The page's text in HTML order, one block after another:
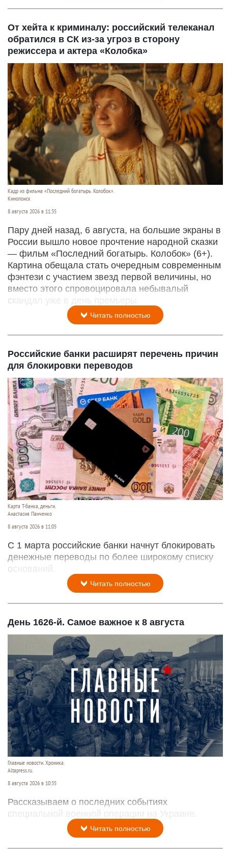
От хейта к криминалу: российский телеканал
обратился в СК из-за угроз в сторону
режиссера и актера «Колобка»
Кадр из фильма «Последний богатырь. Колобок».
Кинопоиск
8 августа 2026 в 11:35
Пару дней назад, 6 августа, на большие экраны в
России вышло новое прочтение народной сказки
— фильм «Последний богатырь. Колобок» (6+).
Картина обещала стать очередным современным
фэнтези с участием звезд первой величины, но
вместо этого спровоцировала небывалый
скандал уже в день премьеры.
Читать полностью
Российские банки расширят перечень причин
для блокировки переводов
Карта Т-банка, деньги.
Анастасия Панченко
8 августа 2026 в 11:05
С 1 марта российские банки начнут блокировать
денежные переводы по более широкому списку
оснований.
Читать полностью
День 1626-й. Самое важное к 8 августа
Главные новости. Хроника.
Altapress.ru.
8 августа 2026 в 10:35
Рассказываем о последних событиях
специальной военной операции на Украине.
Читать полностью